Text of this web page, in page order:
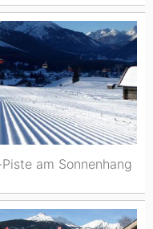
am Sonnenhang